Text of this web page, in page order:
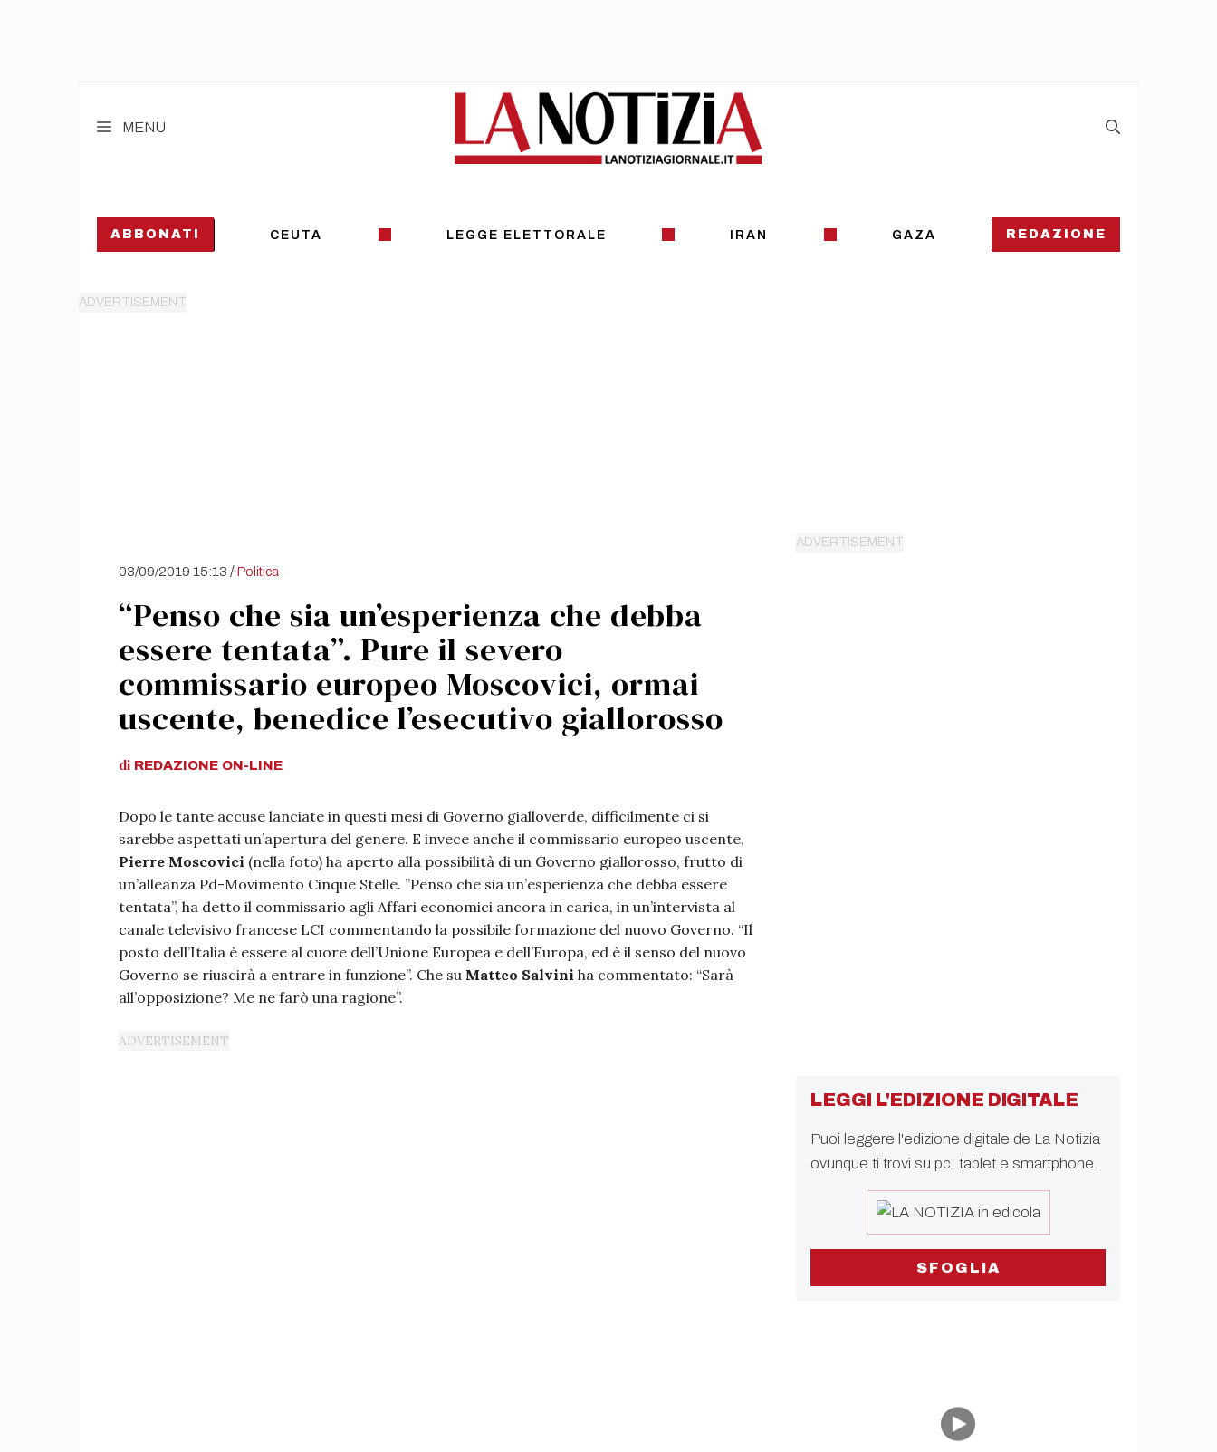
MENU
ABBONATI CEUTA LEGGE ELETTORALE IRAN GAZA REDAZIONE
03/09/2019 15:13 /Politica
“Penso che sia un’esperienza che debba
essere tentata”. Pure il severo
commissario europeo Moscovici, ormai
uscente, benedice l’esecutivo giallorosso
di REDAZIONE ON-LINE
Dopo le tante accuse lanciate in questi mesi di Governo gialloverde, difficilmente ci si
sarebbe aspettati un’apertura del genere. E invece anche il commissario europeo uscente,
Pierre Moscovici (nella foto) ha aperto alla possibilità di un Governo giallorosso, frutto di
un’alleanza Pd-Movimento Cinque Stelle. ”Penso che sia un’esperienza che debba essere
tentata”, ha detto il commissario agli Affari economici ancora in carica, in un’intervista al
canale televisivo francese LCI commentando la possibile formazione del nuovo Governo. “Il
posto dell’Italia è essere al cuore dell’Unione Europea e dell’Europa, ed è il senso del nuovo
Governo se riuscirà a entrare in funzione”. Che su Matteo Salvini ha commentato: “Sarà
all’opposizione? Me ne farò una ragione”.
LEGGI L'EDIZIONE DIGITALE
Puoi leggere l'edizione digitale de La Notizia
ovunque ti trovi su pc, tablet e smartphone.
SFOGLIA